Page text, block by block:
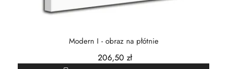
Modern I - obraz na płótnie
206,50 zł